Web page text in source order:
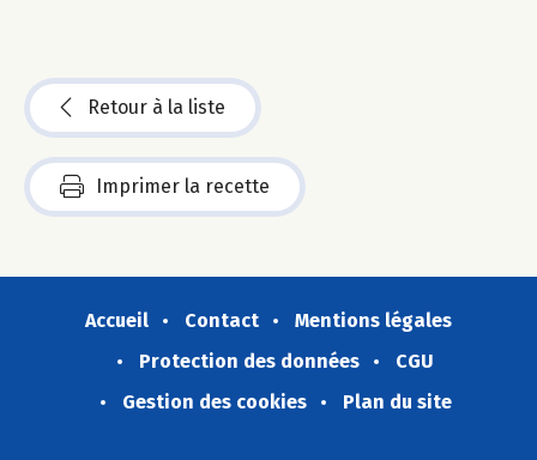
Retour à la liste
Imprimer la recette
Accueil Contact
Mentions légales
Protection des données
CGU
Gestion des cookies
Plan du site